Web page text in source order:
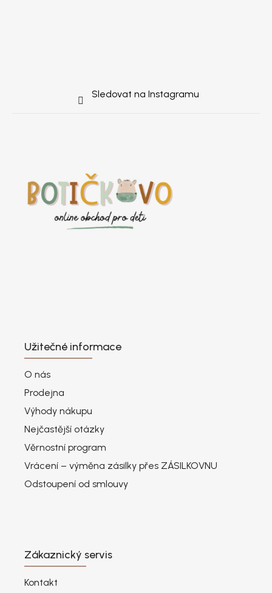
Sledovat na Instagramu
Užitečné informace
O nás
Prodejna
Výhody nákupu
Nejčastější otázky
Věrnostní program
Vrácení – výměna zásilky přes ZÁSILKOVNU
Odstoupení od smlouvy
Zákaznický servis
Kontakt